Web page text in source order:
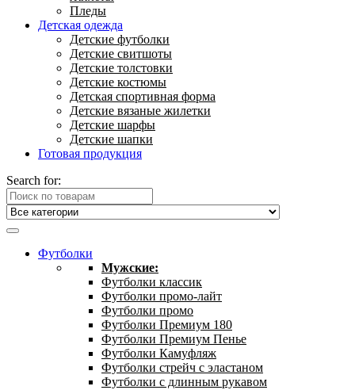
Пледы
Детская одежда
Детские футболки
Детские свитшоты
Детские толстовки
Детские костюмы
Детская спортивная форма
Детские вязаные жилетки
Детские шарфы
Детские шапки
Готовая продукция
Search for:
Футболки
Мужские:
Футболки классик
Футболки промо-лайт
Футболки промо
Футболки Премиум 180
Футболки Премиум Пенье
Футболки Камуфляж
Футболки стрейч с эластаном
Футболки с длинным рукавом